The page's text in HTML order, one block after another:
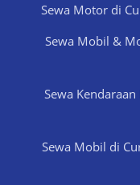
Sewa Motor di
Sewa Mobil &
Sewa
Sewa Mobil di